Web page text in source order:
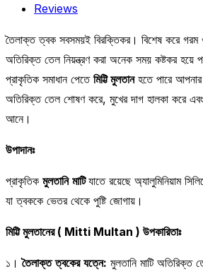
Reviews
তৈলাক্ত ত্বক সবসময়ই বিরক্তিকর। বিশেষ করে
অতিরিক্ত তেল নিয়ন্ত্রণ করা অনেক সময় কষ্টকর
প্রাকৃতিক সমাধান পেতে মিট্টি মুলতানহতে পারে
অতিরিক্ত তেল শোষণ করে, মুখের দাগ হালকা করে
আনে।
উপাদানঃ
প্রাকৃতিক মুলতানি মাটিযাতে রয়েছে অ্যালুমিনিয়াম
যা ত্বককে ভেতর থেকে পুষ্টি জোগায়।
মিট্টি মুলতানের ( Mitti Multan ) উপকারিতাঃ
১।তৈলাক্ত ত্বকের যত্নে: মুলতানি মাটি অতিরিক্ত